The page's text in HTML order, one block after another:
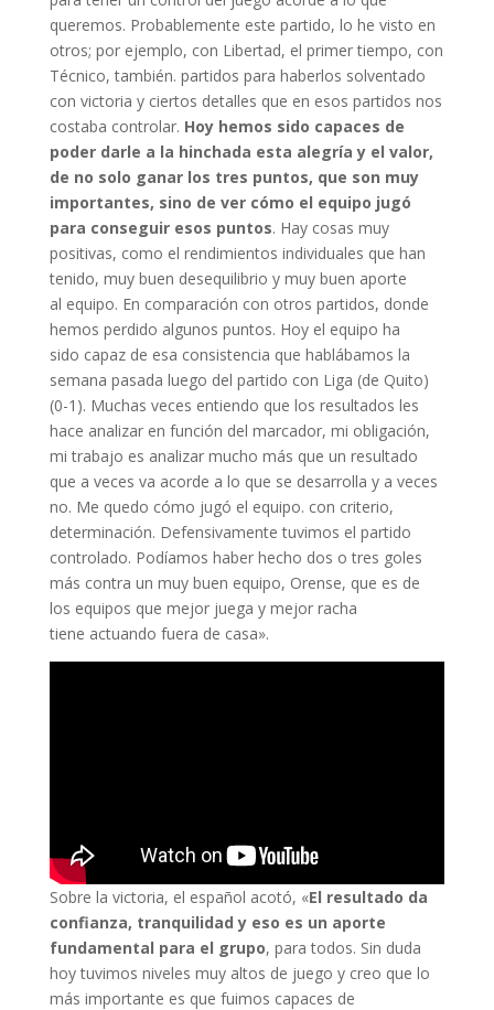
queremos. Probablemente este partido, lo he visto en
otros; por ejemplo, con Libertad, el primer tiempo, con
Técnico, también. partidos para haberlos solventado
con victoria y ciertos detalles que en esos partidos nos
costaba controlar. Hoy hemos sido capaces de
poder darle a la hinchada esta alegría y el valor,
de no solo ganar los tres puntos, que son muy
importantes, sino de ver cómo el equipo jugó
para conseguir esos puntos. Hay cosas muy
positivas, como el rendimientos individuales que han
tenido, muy buen desequilibrio y muy buen aporte
al equipo. En comparación con otros partidos, donde
hemos perdido algunos puntos. Hoy el equipo ha
sido capaz de esa consistencia que hablábamos la
semana pasada luego del partido con Liga (de Quito)
(0-1). Muchas veces entiendo que los resultados les
hace analizar en función del marcador, mi obligación,
mi trabajo es analizar mucho más que un resultado
que a veces va acorde a lo que se desarrolla y a veces
no. Me quedo cómo jugó el equipo. con criterio,
determinación. Defensivamente tuvimos el partido
controlado. Podíamos haber hecho dos o tres goles
más contra un muy buen equipo, Orense, que es de
los equipos que mejor juega y mejor racha
tiene actuando fuera de casa».
Sobre la victoria, el español acotó, «El resultado da
confianza, tranquilidad y eso es un aporte
fundamental para el grupo, para todos. Sin duda
hoy tuvimos niveles muy altos de juego y creo que lo
más importante es que fuimos capaces de